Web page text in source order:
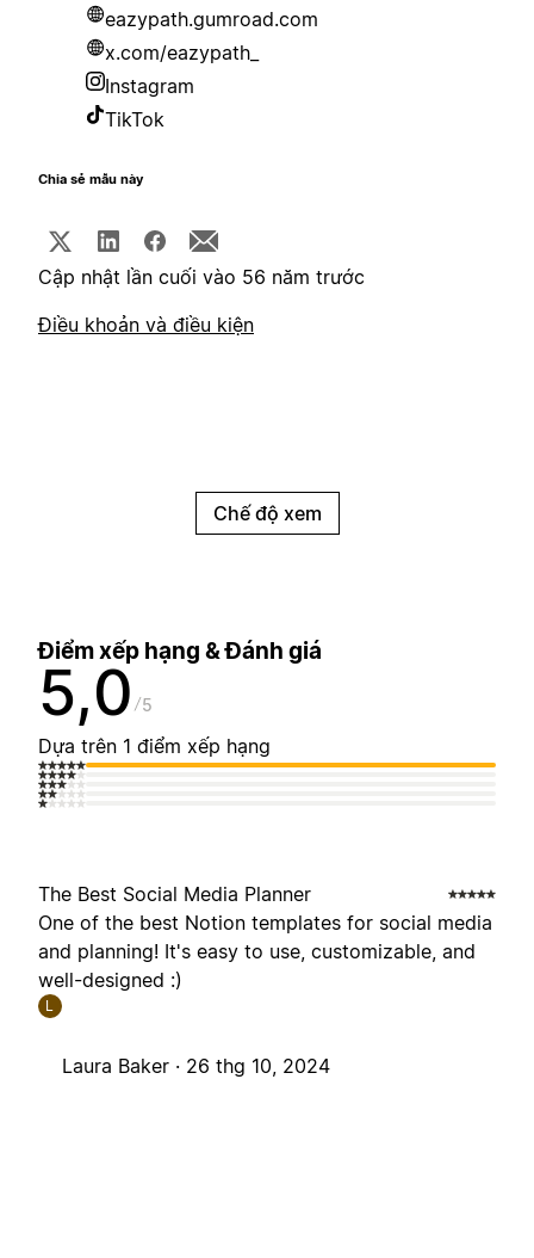
eazypath.gumroad.com
x.com/eazypath_
Instagram
TikTok
Chia sẻ mẫu này
Cập nhật lần cuối vào 56 năm trước
Điều khoản và điều kiện
Chế độ xem
Điểm xếp hạng & Đánh giá
5,0 5
Dựa trên 1 điểm xếp hạng
The Best Social Media Planner
One of the best Notion templates for social media
and planning! It's easy to use, customizable, and
well-designed :)
L
Laura Baker · 26 thg 10, 2024